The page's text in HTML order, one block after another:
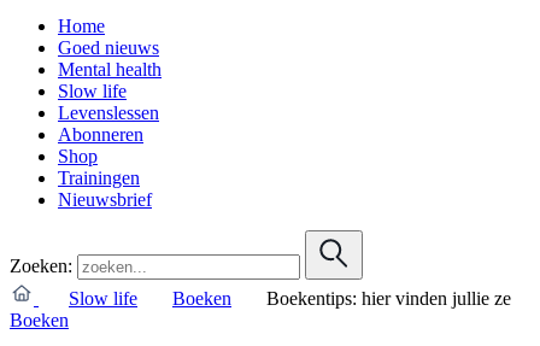
Home
Goed nieuws
Mental health
Slow life
Levenslessen
Abonneren
Shop
Trainingen
Nieuwsbrief
Zoeken:
Slow life
Boeken
Boekentips: hier vinden jullie ze
Boeken